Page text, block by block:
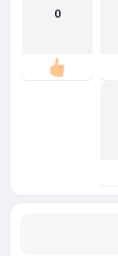
0